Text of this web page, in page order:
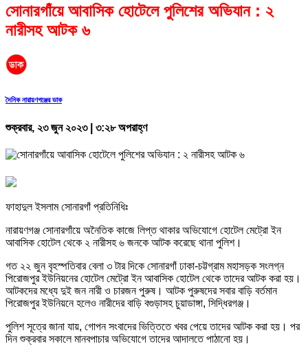
সোনারগাঁয়ে আবাসিক হোটেলে পুলিশের অভিযান : ২
নারীসহ আটক ৬
দৈনিক নারায়ণগঞ্জের ডাক
শুক্রবার, ২৩ জুন ২০২৩ | ৩:২৮ অপরাহ্ণ
ফাহাদুল ইসলাম সোনারগাঁ প্রতিনিধিঃ
নারায়ণগঞ্জ সোনারগাঁয়ে অনৈতিক কাজে লিপ্ত থাকার অভিযোগে হোটেল মেট্রো ইন
আবাসিক হোটেল থেকে ২ নারীসহ ৬ জনকে আটক করেছে থানা পুলিশ।
গত ২২ জুন বৃহস্পতিবার বেলা ৩ টার দিকে সোনারগাঁ ঢাকা-চট্টগ্রাম মহাসড়ক সংলগ্ন
পিরোজপুর ইউনিয়নের হোটেল মেট্রো ইন আবাসিক হোটেল থেকে তাদের আটক করা হয়।
আটকদের মধ্যে দুই জন নারী ও চারজন পুরুষ। আটক পুরুষদের সবার বাড়ি বর্তমান
পিরোজপুর ইউনিয়নে হলেও নারীদের বাড়ি বগুড়াসহ চুয়াডাঙ্গা, সিদ্ধিরগঞ্জ।
পুলিশ সূত্রে জানা যায়, গোপন সংবাদের ভিত্তিতে খবর পেয়ে তাদের আটক করা হয়। পর
দিন শুক্রবার সকালে মানবপাচার অভিযোগে তাদের আদালতে পাঠানো হয়।